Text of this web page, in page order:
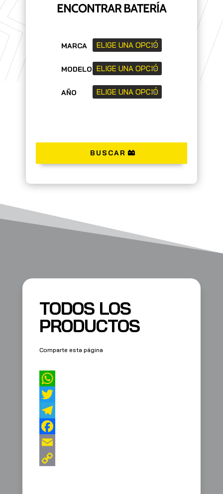
ENCONTRAR BATERÍA
MARCA
MODELO
AÑO
BUSCAR
TODOS LOS
PRODUCTOS
Comparte esta página